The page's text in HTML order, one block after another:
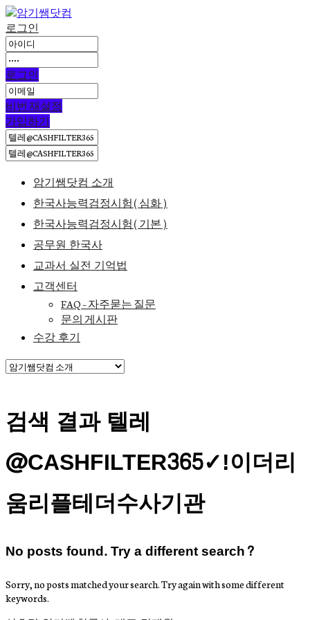
로그인
로그인
비번 재설정
가입하기
암기쌤닷컴 소개
한국사능력검정시험(심화)
한국사능력검정시험(기본)
공무원 한국사
교과서 실전 기억법
고객센터
FAQ – 자주묻는 질문
문의 게시판
수강 후기
검색 결과 텔레
@CASHFILTER365✓ǃ이더리
움리플테더수사기관
No posts found. Try a different search?
Sorry, no posts matched your search. Try again with some different
keywords.